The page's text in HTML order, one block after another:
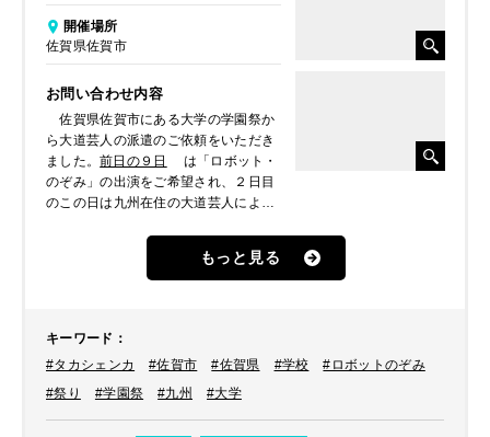
開催場所
佐賀県佐賀市
お問い合わせ内容
佐賀県佐賀市にある大学の学園祭か
ら大道芸人の派遣のご依頼をいただき
ました。前日の９日
は「ロボット・
のぞみ」の出演をご希望され、２日目
のこの日は九州在住の大道芸人による
もっと見る
キーワード ：
#タカシェンカ
#佐賀市 #佐賀県 #学校
#ロボットのぞみ
#祭り
#学園祭 #九州 #大学